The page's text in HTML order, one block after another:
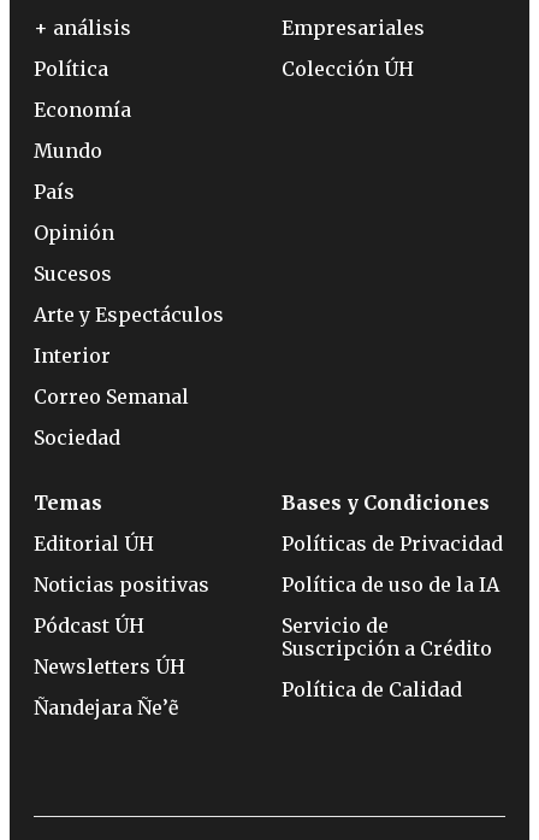
+ análisis
Política
Economía
Mundo
País
Opinión
Sucesos
Arte y Espectáculos
Interior
Correo Semanal
Sociedad
Empresariales
Colección ÚH
Temas
Editorial ÚH
Noticias positivas
Pódcast ÚH
Newsletters ÚH
Ñandejara Ñe’ẽ
Bases y Condiciones
Políticas de Privacidad
Política de uso de la IA
Servicio de
Suscripción a Crédito
Política de Calidad